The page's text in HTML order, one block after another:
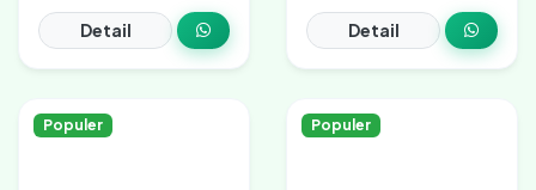
Detail Detail
Populer Populer